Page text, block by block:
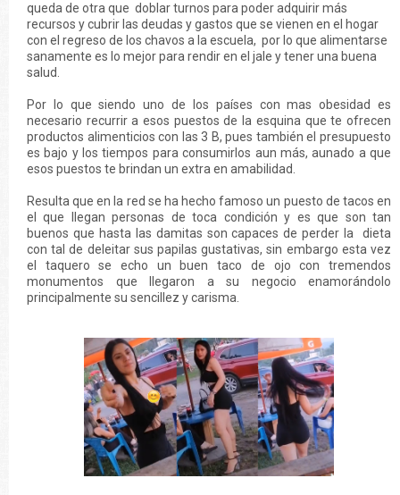
queda de otra que doblar turnos para poder adquirir más
recursos y cubrir las deudas y gastos que se vienen en el hogar
con el regreso de los chavos a la escuela, por lo que alimentarse
sanamente es lo mejor para rendir en el jale y tener una buena
salud.
Por lo que siendo uno de los países con mas obesidad es
necesario recurrir a esos puestos de la esquina que te ofrecen
productos alimenticios con las 3 B, pues también el presupuesto
es bajo y los tiempos para consumirlos aun más, aunado a que
esos puestos te brindan un extra en amabilidad.
Resulta que en la red se ha hecho famoso un puesto de tacos en
el que llegan personas de toca condición y es que son tan
buenos que hasta las damitas son capaces de perder la dieta
con tal de deleitar sus papilas gustativas, sin embargo esta vez
el taquero se echo un buen taco de ojo con tremendos
monumentos que llegaron a su negocio enamorándolo
principalmente su sencillez y carisma.